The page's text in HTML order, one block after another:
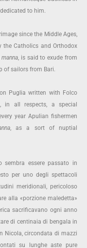
to him.
since the Middle Ages,
the Catholics and Orthodox
manna, is said to exude from
of sailors from Bari.
Puglia written with Folco
in all respects, a special
year Apulian fishermen
, as a sort of nuptial
essere passato in
per uno degli spettacoli
meridionali, pericoloso
alla «porzione maledetta»
sacrificavano ogni anno
di centinaia di bengala in
Nicola, circondata di mazzi
su lunghe aste pure